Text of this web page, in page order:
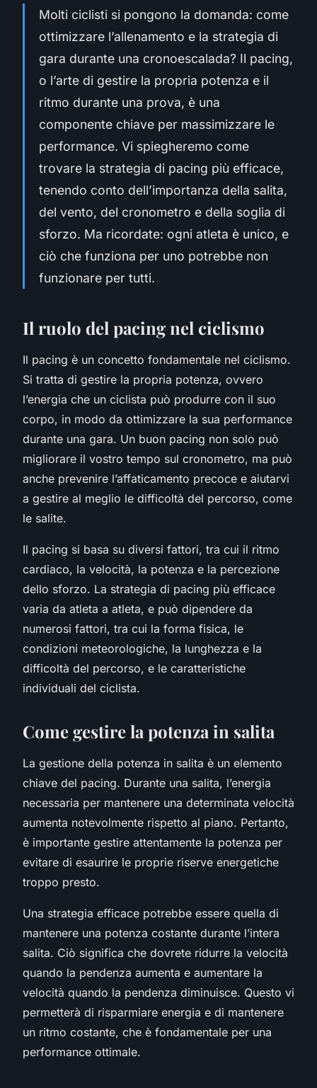
Molti ciclisti si pongono la domanda: come
ottimizzare l’allenamento e la strategia di
gara durante una cronoescalada? Il pacing,
o l’arte di gestire la propria potenza e il
ritmo durante una prova, è una
componente chiave per massimizzare le
performance. Vi spiegheremo come
trovare la strategia di pacing più efficace,
tenendo conto dell’importanza della salita,
del vento, del cronometro e della soglia di
sforzo. Ma ricordate: ogni atleta è unico, e
ciò che funziona per uno potrebbe non
funzionare per tutti.
Il ruolo del pacing nel ciclismo
Il pacing è un concetto fondamentale nel ciclismo.
Si tratta di gestire la propria potenza, ovvero
l’energia che un ciclista può produrre con il suo
corpo, in modo da ottimizzare la sua performance
durante una gara. Un buon pacing non solo può
migliorare il vostro tempo sul cronometro, ma può
anche prevenire l’affaticamento precoce e aiutarvi
a gestire al meglio le difficoltà del percorso, come
le salite.
Il pacing si basa su diversi fattori, tra cui il ritmo
cardiaco, la velocità, la potenza e la percezione
dello sforzo. La strategia di pacing più efficace
varia da atleta a atleta, e può dipendere da
numerosi fattori, tra cui la forma fisica, le
condizioni meteorologiche, la lunghezza e la
difficoltà del percorso, e le caratteristiche
individuali del ciclista.
Come gestire la potenza in salita
La gestione della potenza in salita è un elemento
chiave del pacing. Durante una salita, l’energia
necessaria per mantenere una determinata velocità
aumenta notevolmente rispetto al piano. Pertanto,
è importante gestire attentamente la potenza per
evitare di esaurire le proprie riserve energetiche
troppo presto.
Una strategia efficace potrebbe essere quella di
mantenere una potenza costante durante l’intera
salita. Ciò significa che dovrete ridurre la velocità
quando la pendenza aumenta e aumentare la
velocità quando la pendenza diminuisce. Questo vi
permetterà di risparmiare energia e di mantenere
un ritmo costante, che è fondamentale per una
performance ottimale.